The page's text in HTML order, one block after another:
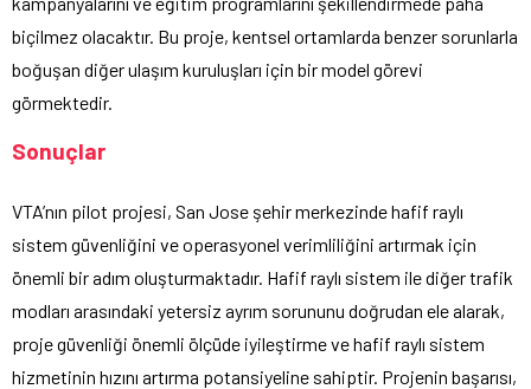
biçilmez olacaktır. Bu proje, kentsel ortamlarda benzer sorunlarla
boğuşan diğer ulaşım kuruluşları için bir model görevi
görmektedir.
Sonuçlar
VTA’nın pilot projesi, San Jose şehir merkezinde hafif raylı
sistem güvenliğini ve operasyonel verimliliğini artırmak için
önemli bir adım oluşturmaktadır. Hafif raylı sistem ile diğer trafik
modları arasındaki yetersiz ayrım sorununu doğrudan ele alarak,
proje güvenliği önemli ölçüde iyileştirme ve hafif raylı sistem
hizmetinin hızını artırma potansiyeline sahiptir. Projenin başarısı,